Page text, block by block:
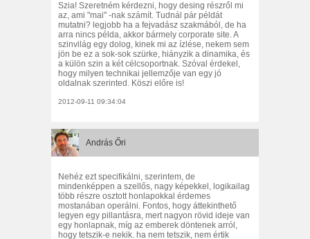
Szia! Szeretném kérdezni, hogy desing részről mi
az, ami "mai" -nak számít. Tudnál pár példát
mutatni? legjobb ha a fejvadász szakmából, de ha
arra nincs példa, akkor bármely corporate site. A
szinvilág egy dolog, kinek mi az ízlése, nekem sem
jön be ez a sok-sok szürke, hiányzik a dinamika, és
a külön szin a két célcsoportnak. Szóval érdekel,
hogy milyen technikai jellemzője van egy jó
oldalnak szerinted. Köszi előre is!
2012-09-11 09:34:04
András Őri
Nehéz ezt specifikálni, szerintem, de
mindenképpen a szellős, nagy képekkel, logikailag
több részre osztott honlapokkal érdemes
mostanában operálni. Fontos, hogy áttekinthető
legyen egy pillantásra, mert nagyon rövid ideje van
egy honlapnak, míg az emberek döntenek arról,
hogy tetszik-e nekik. ha nem tetszik, nem értik